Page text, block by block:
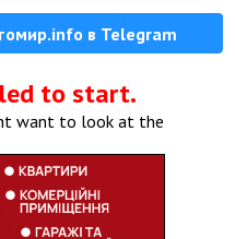
в Telegram
to start.
want to look at the